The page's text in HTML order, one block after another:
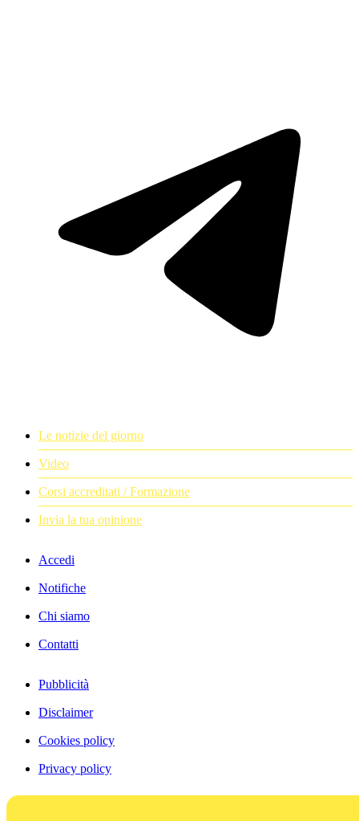
Le notizie del giorno
Video
Corsi accreditati / Formazione
Invia la tua opinione
Accedi
Notifiche
Chi siamo
Contatti
Pubblicità
Disclaimer
Cookies policy
Privacy policy